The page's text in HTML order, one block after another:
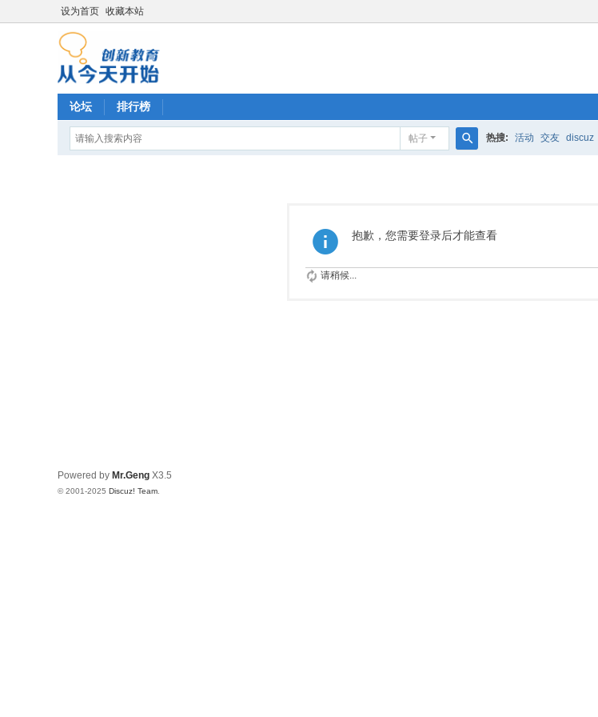
设为首页 收藏本站
论坛 排行榜
帖子 热搜: 活动 交友 discuz
抱歉，您需要登录后才能查看
请稍候...
Powered by Mr.Geng X3.5
© 2001-2025 Discuz! Team